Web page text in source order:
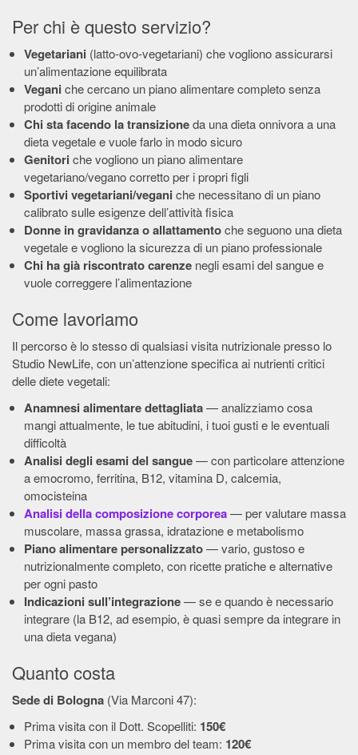
Per chi è questo servizio?
Vegetariani (latto-ovo-vegetariani) che vogliono assicurarsi
un’alimentazione equilibrata
Vegani che cercano un piano alimentare completo senza
prodotti di origine animale
Chi sta facendo la transizioneda una dieta onnivora a una
dieta vegetale e vuole farlo in modo sicuro
Genitori che vogliono un piano alimentare
vegetariano/vegano corretto per i propri figli
Sportivi vegetariani/vegani che necessitano di un piano
calibrato sulle esigenze dell’attività fisica
Donne in gravidanza o allattamentoche seguono una dieta
vegetale e vogliono la sicurezza di un piano professionale
Chi ha già riscontrato carenze negli esami del sangue e
vuole correggere l’alimentazione
Come lavoriamo
Il percorso è lo stesso di qualsiasi visita nutrizionale presso lo
Studio NewLife, con un’attenzione specifica ai nutrienti critici
delle diete vegetali:
Anamnesi alimentare dettagliata— analizziamo cosa
mangi attualmente, le tue abitudini, i tuoi gusti e le eventuali
difficoltà
Analisi degli esami del sangue— con particolare attenzione
a emocromo, ferritina, B12, vitamina D, calcemia,
omocisteina
Analisi della composizione corporea— per valutare massa
muscolare, massa grassa, idratazione e metabolismo
Piano alimentare personalizzato— vario, gustoso e
nutrizionalmente completo, con ricette pratiche e alternative
per ogni pasto
Indicazioni sull’integrazione— se e quando è necessario
integrare (la B12, ad esempio, è quasi sempre da integrare in
una dieta vegana)
Quanto costa
Sede di Bologna (Via Marconi 47):
Prima visita con il Dott. Scopelliti: 150€
Prima visita con un membro del team: 120€